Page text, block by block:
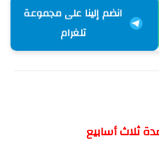
انضم إلينا على مجموعة
تلغرام
ثلاث أسابيع